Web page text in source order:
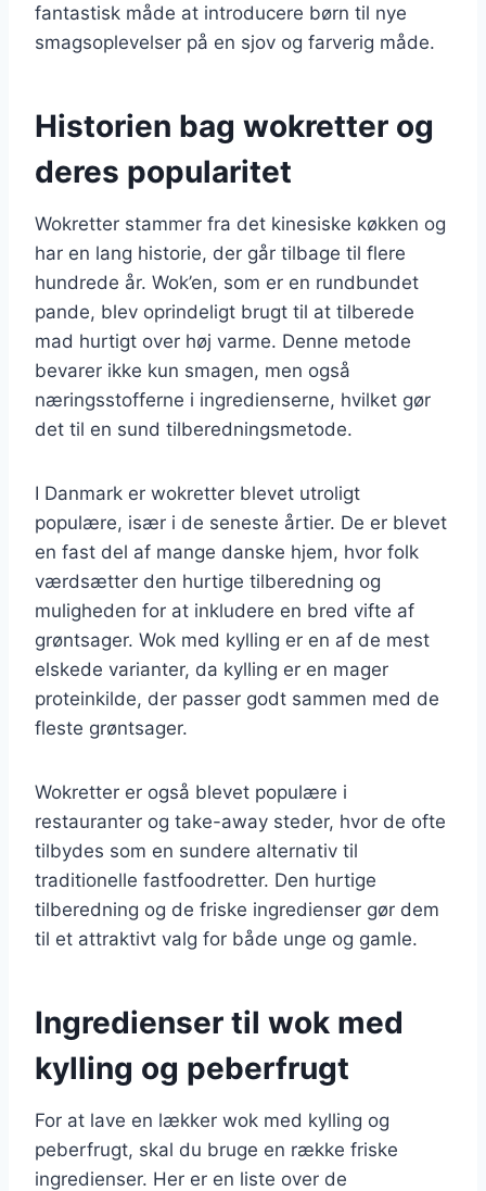
fantastisk måde at introducere børn til nye
smagsoplevelser på en sjov og farverig måde.
Historien bag wokretter og
deres popularitet
Wokretter stammer fra det kinesiske køkken og
har en lang historie, der går tilbage til flere
hundrede år. Wok’en, som er en rundbundet
pande, blev oprindeligt brugt til at tilberede
mad hurtigt over høj varme. Denne metode
bevarer ikke kun smagen, men også
næringsstofferne i ingredienserne, hvilket gør
det til en sund tilberedningsmetode.
I Danmark er wokretter blevet utroligt
populære, især i de seneste årtier. De er blevet
en fast del af mange danske hjem, hvor folk
værdsætter den hurtige tilberedning og
muligheden for at inkludere en bred vifte af
grøntsager. Wok med kylling er en af de mest
elskede varianter, da kylling er en mager
proteinkilde, der passer godt sammen med de
fleste grøntsager.
Wokretter er også blevet populære i
restauranter og take-away steder, hvor de ofte
tilbydes som en sundere alternativ til
traditionelle fastfoodretter. Den hurtige
tilberedning og de friske ingredienser gør dem
til et attraktivt valg for både unge og gamle.
Ingredienser til wok med
kylling og peberfrugt
For at lave en lækker wok med kylling og
peberfrugt, skal du bruge en række friske
ingredienser. Her er en liste over de